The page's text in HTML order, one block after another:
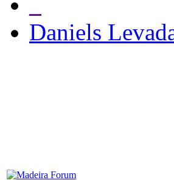
Daniels